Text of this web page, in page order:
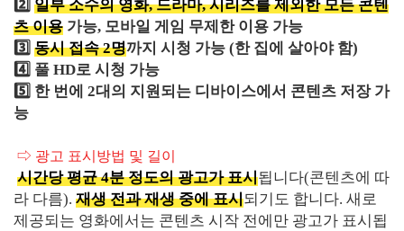
2️⃣ 일부 소수의 영화, 드라마, 시리즈를 제외한 모든 콘텐
츠 이용 가능, 모바일 게임 무제한 이용 가능
3️⃣ 동시 접속 2명까지 시청 가능 (한 집에 살아야 함)
4️⃣ 풀 HD로 시청 가능
5️⃣ 한 번에 2대의 지원되는 디바이스에서 콘텐츠 저장 가
능
⇨ 광고 표시방법 및 길이
시간당 평균 4분 정도의 광고가 표시됩니다(콘텐츠에 따
라 다름). 재생 전과 재생 중에 표시되기도 합니다. 새로
제공되는 영화에서는 콘텐츠 시작 전에만 광고가 표시됩